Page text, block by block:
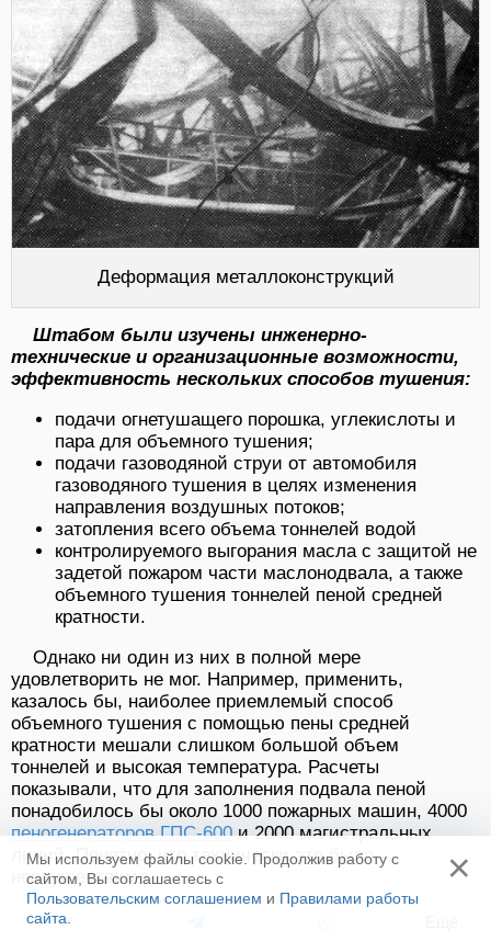
Деформация металлоконструкций
Штабом были изучены инженерно-
технические и организационные возможности,
эффективность нескольких способов тушения:
подачи огнетушащего порошка, углекислоты и
пара для объемного тушения;
подачи газоводяной струи от автомобиля
газоводяного тушения в целях изменения
направления воздушных потоков;
затопления всего объема тоннелей водой
контролируемого выгорания масла с защитой не
задетой пожаром части маслонодвала, а также
объемного тушения тоннелей пеной средней
кратности.
Однако ни один из них в полной мере
удовлетворить не мог. Например, применить,
казалось бы, наиболее приемлемый способ
объемного тушения с помощью пены средней
кратности мешали слишком большой объем
тоннелей и высокая температура. Расчеты
показывали, что для заполнения подвала пеной
понадобилось бы около 1000 пожарных машин, 4000
пеногенераторов ГПС-600и 2000 магистральных
линий. Понятно, что технически это было
неосуществимо.
В итоге штаб принял следующее решение:
снизить интенсивность горения за счет увеличения
Мы используем файлы cookie. Продолжив работу с
сайтом, Вы соглашаетесь с
Пользовательским соглашением и Правилами работы
сайта
×